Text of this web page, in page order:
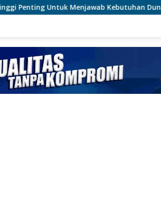
Kebutuhan Dunia Kerja